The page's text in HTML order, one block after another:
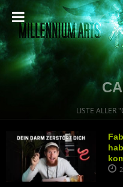
LISTE ALLER